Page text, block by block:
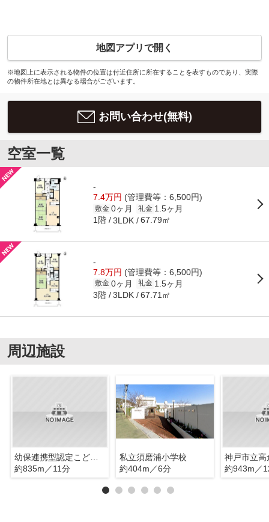
地図アプリで開く
※地図上に表示される物件の位置は付近住所に所在することを表すものであり、実際
の物件所在地とは異なる場合がございます。
お問い合わせ(無料)
空室一覧
-
7.4万円 (管理費等：6,500円)
敷金 0ヶ月 礼金 1.5ヶ月
1階 3LDK 67.79㎡
-
7.8万円 (管理費等：6,500円)
敷金 0ヶ月 礼金 1.5ヶ月
3階 3LDK 67.71㎡
周辺施設
幼保連携型認定こども園西須磨幼稚園
約835m／11分
私立須磨浦小学校
約404m／6分
神戸市立高
約943m／